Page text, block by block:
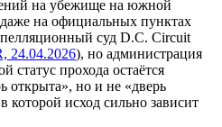
на убежище на южной
на официальных пунктах
суд D.C. Circuit
24.04.2026), но администрация
статус прохода остаётся
открыта», но и не «дверь
которой исход сильно зависит